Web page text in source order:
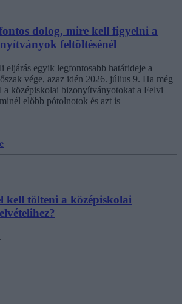
dolog, mire kell figyelni a
feltöltésénél
eljárás egyik legfontosabb határideje a
vége, azaz idén 2026. július 9. Ha még
a középiskolai bizonyítványotokat a Felvi
előbb pótolnotok és azt is
kell tölteni a középiskolai